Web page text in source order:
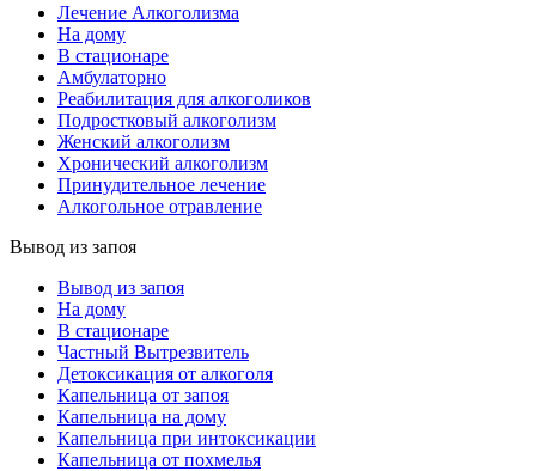
Лечение Алкоголизма
На дому
В стационаре
Амбулаторно
Реабилитация для алкоголиков
Подростковый алкоголизм
Женский алкоголизм
Хронический алкоголизм
Принудительное лечение
Алкогольное отравление
Вывод из запоя
Вывод из запоя
На дому
В стационаре
Частный Вытрезвитель
Детоксикация от алкоголя
Капельница от запоя
Капельница на дому
Капельница при интоксикации
Капельница от похмелья